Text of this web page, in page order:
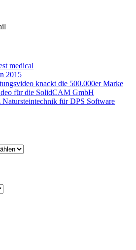
medical
2015
knackt die 500.000er Marke
für die SolidCAM GmbH
für DPS Software